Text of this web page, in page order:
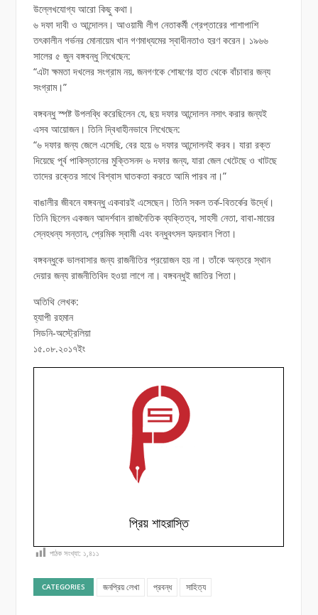
উল্লেখযোগ্য আরো কিছু কথা।
৬ দফা দাবী ও আন্দোলন। আওয়ামী লীগ নেতাকর্মী গ্রেপ্তারের পাশাপাশি
তৎকালীন গর্ভনর মোনায়েম খান গণমাধ্যমের স্বাধীনতাও হরণ করেন। ১৯৬৬
সালের ৫ জুন বঙ্গবন্ধু লিখেছেন:
“এটা ক্ষমতা দখলের সংগ্রাম নয়, জনগণকে শোষণের হাত থেকে বাঁচাবার জন্য
সংগ্রাম।”
বঙ্গবন্ধু স্পষ্ট উপলব্ধি করেছিলেন যে, ছয় দফার আন্দোলন নসাৎ করার জন্যই
এসব আয়োজন। তিনি দ্বিধাহীনভাবে লিখেছেন:
“৬ দফার জন্য জেলে এসেছি, বের হয়ে ৬ দফার আন্দোলনই করব। যারা রক্ত
দিয়েছে পূর্ব পাকিস্তানের মুক্তিসনদ ৬ দফার জন্য, যারা জেল খেটেছে ও খাটছে
তাদের রক্তের সাথে বিশ্বাস ঘাতকতা করতে আমি পারব না।”
বাঙালীর জীবনে বঙ্গবন্ধু একবারই এসেছেন। তিনি সকল তর্ক-বিতর্কের উর্দ্ধে।
তিনি ছিলেন একজন আদর্শবান রাজনৈতিক ব্যক্তিত্ব, সাহসী নেতা, বাবা-মায়ের
স্নেহধন্য সন্তান, প্রেমিক স্বামী এবং বন্ধুবৎসল হৃদয়বান পিতা।
বঙ্গবন্ধুকে ভালবাসার জন্য রাজনীতির প্রয়োজন হয় না। তাঁকে অন্তরে স্থান
দেয়ার জন্য রাজনীতিবিদ হওয়া লাগে না। বঙ্গবন্ধুই জাতির পিতা।
অতিথি লেখক:
হ্যাপী রহমান
সিডনি-অস্ট্রেলিয়া
১৫.০৮.২০১৭ইং
প্রিয় শাহরাস্তি
পাঠক সংখ্যা: ১,৪১১
CATEGORIES জনপ্রিয় লেখা প্রবন্ধ সাহিত্য